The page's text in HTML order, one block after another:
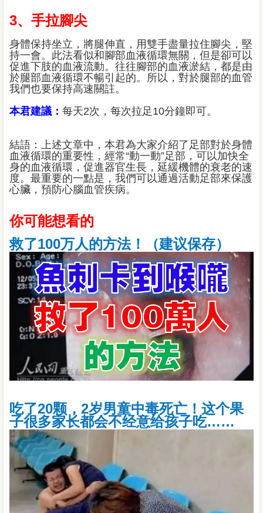
3、手拉腳尖
身體保持坐立，將腿伸直，用雙手盡量拉住腳尖，堅
持一會。此法看似和腳部血液循環無關，但是卻可以
促進下肢的血液流動。往往腳部的血液淤結，都是由
於腿部血液循環不暢引起的。所以，對於腿部的血管
我們也要保持高速關註。
本君建議： 每天2次，每次拉足10分鐘即可。
結語：上述文章中，本君為大家介紹了足部對於身體
血液循環的重要性，經常“動一動”足部，可以加快全
身的血液循環，促進器官生長，延緩機體的衰老的速
度。最重要的一點是，我們可以通過活動足部來保護
心臟，預防心腦血管疾病。
你可能想看的
救了100万人的方法！（建议保存）
吃了20颗，2岁男童中毒死亡！这个果
子很多家长都会不经意给孩子吃……